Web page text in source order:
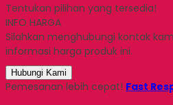
Tentukan pilihan yang tersedia!
INFO HARGA
Silahkan menghubungi kontak
informasi harga produk ini.
Hubungi Kami
Pemesanan lebih cepat! Fast